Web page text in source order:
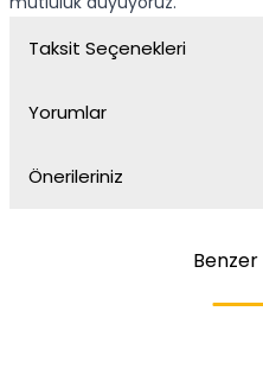
Taksit Seçenekleri
Yorumlar
Önerileriniz
Benzer